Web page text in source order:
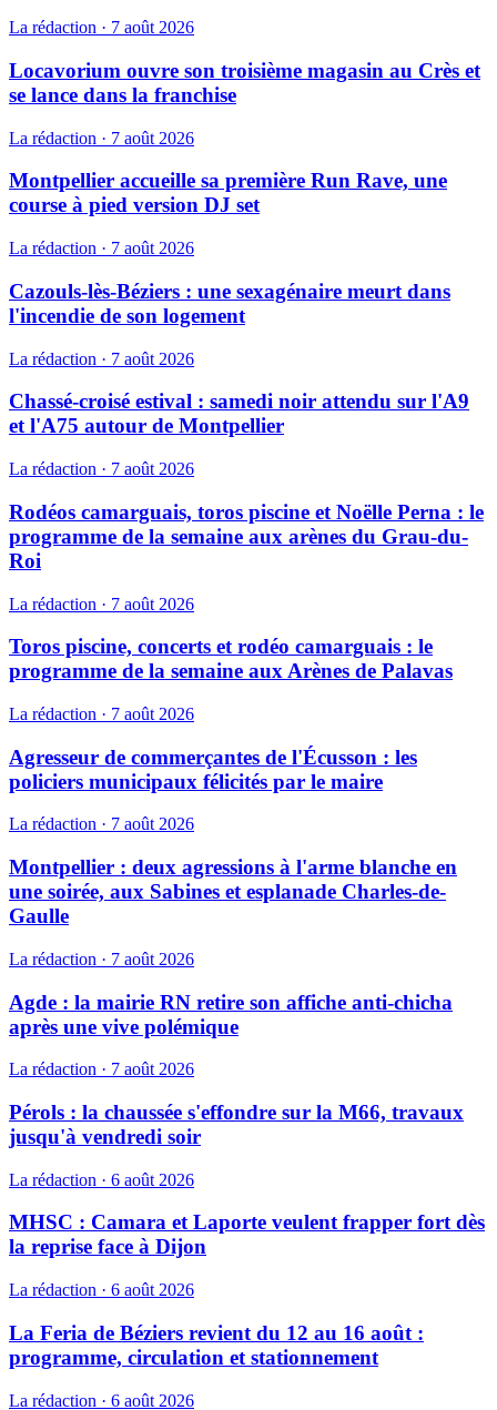
La rédaction · 7 août 2026
Locavorium ouvre son troisième magasin au Crès et
se lance dans la franchise
La rédaction · 7 août 2026
Montpellier accueille sa première Run Rave, une
course à pied version DJ set
La rédaction · 7 août 2026
Cazouls-lès-Béziers : une sexagénaire meurt dans
l'incendie de son logement
La rédaction · 7 août 2026
Chassé-croisé estival : samedi noir attendu sur l'A9
et l'A75 autour de Montpellier
La rédaction · 7 août 2026
Rodéos camarguais, toros piscine et Noëlle Perna : le
programme de la semaine aux arènes du Grau-du-
Roi
La rédaction · 7 août 2026
Toros piscine, concerts et rodéo camarguais : le
programme de la semaine aux Arènes de Palavas
La rédaction · 7 août 2026
Agresseur de commerçantes de l'Écusson : les
policiers municipaux félicités par le maire
La rédaction · 7 août 2026
Montpellier : deux agressions à l'arme blanche en
une soirée, aux Sabines et esplanade Charles-de-
Gaulle
La rédaction · 7 août 2026
Agde : la mairie RN retire son affiche anti-chicha
après une vive polémique
La rédaction · 7 août 2026
Pérols : la chaussée s'effondre sur la M66, travaux
jusqu'à vendredi soir
La rédaction · 6 août 2026
MHSC : Camara et Laporte veulent frapper fort dès
la reprise face à Dijon
La rédaction · 6 août 2026
La Feria de Béziers revient du 12 au 16 août :
programme, circulation et stationnement
La rédaction · 6 août 2026